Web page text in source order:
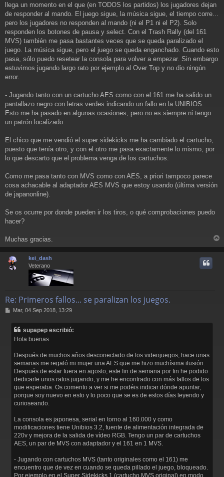
llega un momento en el que (en TODOS los partidos) los jugadores dejan
de responder al mando. El juego sigue, la música sigue, el tiempo corre...
pero los jugadores no responden al mando (ni el P1 ni el P2). Solo
responden los botones de pausa y select. Con el Trash Rally (del 161
MVS) también me pasa bastantes veces que se queda paralizado el
juego. La música sigue, pero el juego se queda enganchado. Cuando esto
pasa, sólo puedo resetear la consola para volver a empezar. Sin embargo
estuvimos jugando largo rato por ejemplo al Over Top y no dio ningún
error.
- Jugando tanto con un cartucho AES como con el 161 me ha salido un
pantallazo negro con letras verdes indicando un fallo en la UNIBIOS.
Esto me ha pasado en algunas ocasiones, pero no es siempre ni tengo
un patrón localizado.
El chico que me vendió el super sidekicks me ha cambiado el cartucho,
puesto que tenía otro, y con el otro me pasa exactamente lo mismo, por
lo que descarto que el problema venga de los cartuchos.
Como me pasa tanto con MVS como con AES, a priori tampoco parece
cosa achacable al adaptador AES MVS que estoy usando (última versión
de japanonline).
Se os ocurre por donde pueden ir los tiros, o qué comprobaciones puedo
hacer?
Muchas gracias.
r
kei_dash
Veterano
Re: Primeros fallos... se paralizan los juegos.
MMar, 04 Sep 2018, 13:29
supapep escribió:
Hola buenas
Después de muchos años desconectado de los videojuegos, hace unas
semanas me regaló mi mujer una AES que me hizo muchísima ilusión.
Después de estar fuera en agosto, este fin de semana por fin he podido
dedicarle unos ratos jugando, y me he encontrado con más fallos de los
que esperaba. Os comento a ver si me podéis indicar dónde apuntar,
porque soy nuevo en esto y lo poco que se es de estos días leyendo y
curioseando.
La consola es japonesa, serial en torno al 160.000 y como
modificaciones tiene Unibios 3.2, fuente de alimentación integrada de
220v y mejora de la salida de vídeo RGB. Tengo un par de cartuchos
AES, un par de MVS con adaptador y el 161 en 1 MVS.
- Jugando con cartuchos MVS (tanto originales como el 161) me
encuentro que de vez en cuando se queda pillado el juego, bloqueado.
Por ejemplo en el Super Sidekicks 1 (cartucho MVS original) en modo